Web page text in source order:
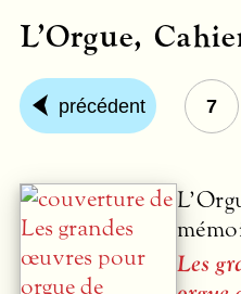
L’Orgue,
précédent 7
Les